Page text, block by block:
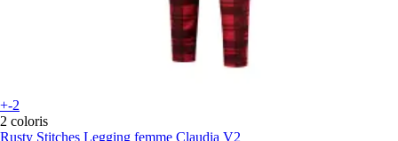
+-2
2 coloris
Rusty Stitches Legging femme Claudia V2